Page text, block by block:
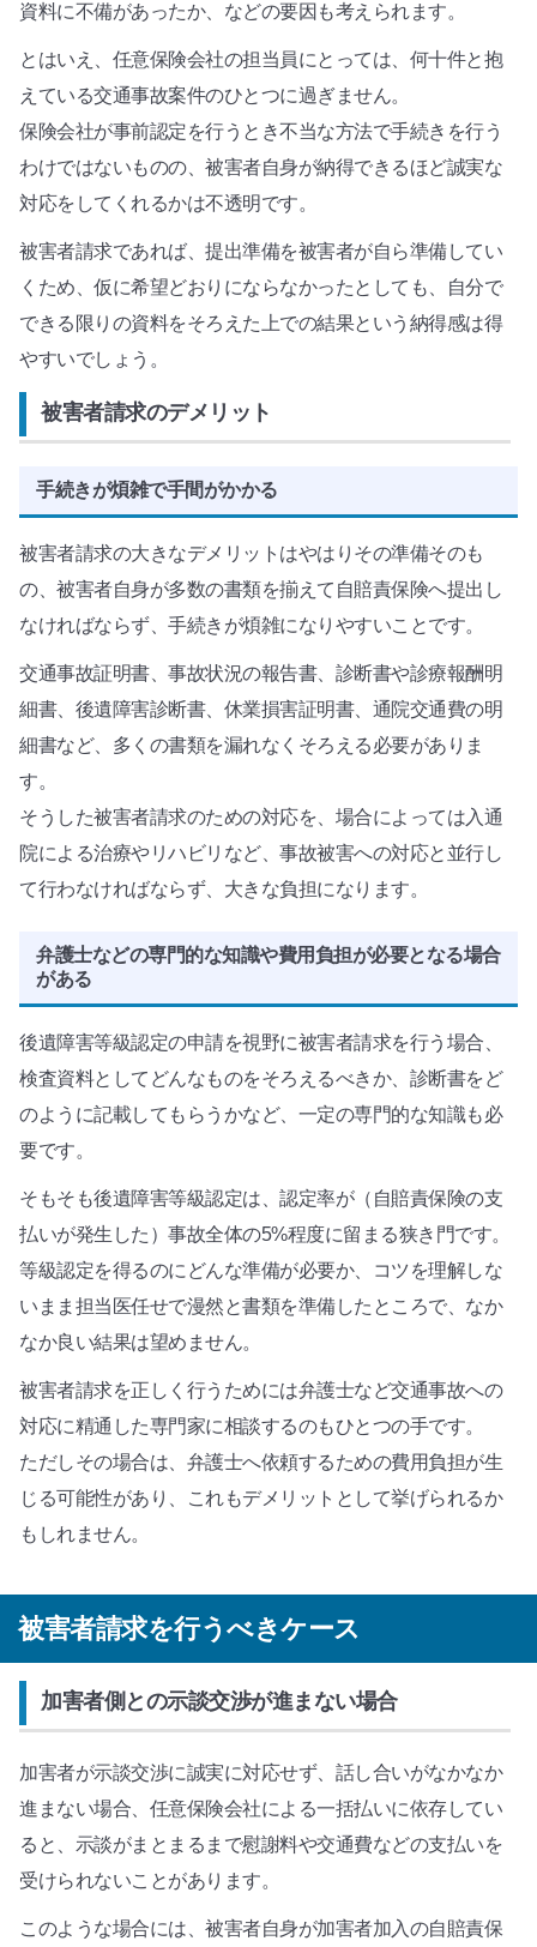
資料に不備があったか、などの要因も考えられます。
とはいえ、任意保険会社の担当員にとっては、何十件と抱
えている交通事故案件のひとつに過ぎません。
保険会社が事前認定を行うとき不当な方法で手続きを行う
わけではないものの、被害者自身が納得できるほど誠実な
対応をしてくれるかは不透明です。
被害者請求であれば、提出準備を被害者が自ら準備してい
くため、仮に希望どおりにならなかったとしても、自分で
できる限りの資料をそろえた上での結果という納得感は得
やすいでしょう。
被害者請求のデメリット
手続きが煩雑で手間がかかる
被害者請求の大きなデメリットはやはりその準備そのも
の、被害者自身が多数の書類を揃えて自賠責保険へ提出し
なければならず、手続きが煩雑になりやすいことです。
交通事故証明書、事故状況の報告書、診断書や診療報酬明
細書、後遺障害診断書、休業損害証明書、通院交通費の明
細書など、多くの書類を漏れなくそろえる必要がありま
す。
そうした被害者請求のための対応を、場合によっては入通
院による治療やリハビリなど、事故被害への対応と並行し
て行わなければならず、大きな負担になります。
弁護士などの専門的な知識や費用負担が必要となる場合
がある
後遺障害等級認定の申請を視野に被害者請求を行う場合、
検査資料としてどんなものをそろえるべきか、診断書をど
のように記載してもらうかなど、一定の専門的な知識も必
要です。
そもそも後遺障害等級認定は、認定率が（自賠責保険の支
払いが発生した）事故全体の5%程度に留まる狭き門です。
等級認定を得るのにどんな準備が必要か、コツを理解しな
いまま担当医任せで漫然と書類を準備したところで、なか
なか良い結果は望めません。
被害者請求を正しく行うためには弁護士など交通事故への
対応に精通した専門家に相談するのもひとつの手です。
ただしその場合は、弁護士へ依頼するための費用負担が生
じる可能性があり、これもデメリットとして挙げられるか
もしれません。
被害者請求を行うべきケース
加害者側との示談交渉が進まない場合
加害者が示談交渉に誠実に対応せず、話し合いがなかなか
進まない場合、任意保険会社による一括払いに依存してい
ると、示談がまとまるまで慰謝料や交通費などの支払いを
受けられないことがあります。
このような場合には、被害者自身が加害者加入の自賠責保